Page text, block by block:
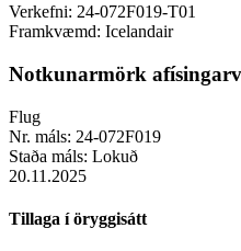
Verkefni: 24-072F019-T01
Framkvæmd: Icelandair
Notkunarmörk
Flug
Nr. máls: 24-072F019
Staða máls: Lokuð
20.11.2025
Tillaga í öryggisátt